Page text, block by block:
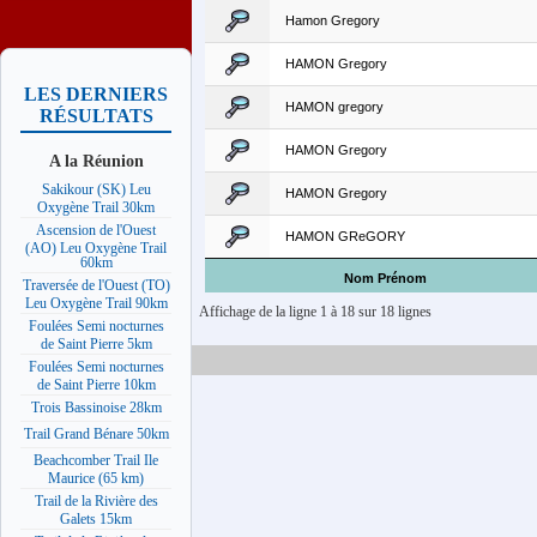
LES DERNIERS
RÉSULTATS
A la Réunion
Sakikour (SK) Leu
Oxygène Trail 30km
Ascension de l'Ouest
(AO) Leu Oxygène Trail
60km
Traversée de l'Ouest (TO)
Leu Oxygène Trail 90km
Foulées Semi nocturnes
de Saint Pierre 5km
Foulées Semi nocturnes
de Saint Pierre 10km
Trois Bassinoise 28km
Trail Grand Bénare 50km
Beachcomber Trail Ile
Maurice (65 km)
Trail de la Rivière des
Galets 15km
Nom Prénom
Hamon Gregory
HAMON Gregory
HAMON gregory
HAMON Gregory
HAMON Gregory
HAMON GReGORY
Affichage de la ligne 1 à 18 sur 18 lignes